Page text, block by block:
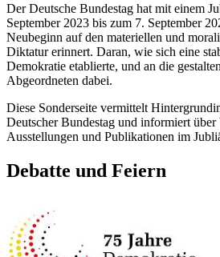
Der Deutsche Bundestag hat mit einem
September 2023 bis zum 7. September
Neubeginn auf den materiellen und
Diktatur erinnert. Daran, wie sich eine
Demokratie etablierte, und an die
Abgeordneten dabei.
Diese Sonderseite vermittelt
Deutscher Bundestag und informiert über
Ausstellungen und Publikationen im
Debatte und Feiern